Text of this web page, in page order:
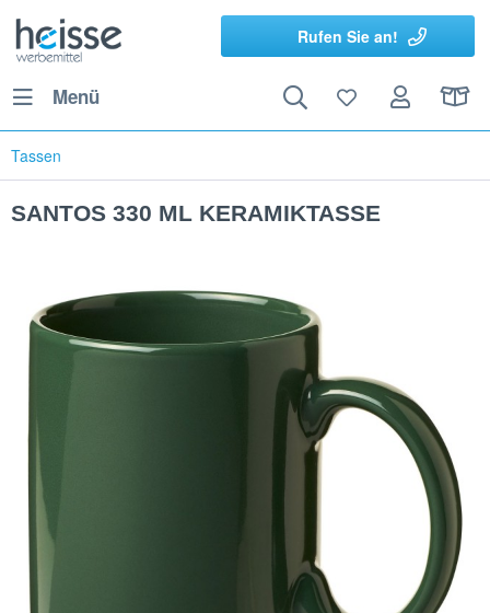
Rufen Sie an!
Menü
Tassen
SANTOS 330 ML KERAMIKTASSE